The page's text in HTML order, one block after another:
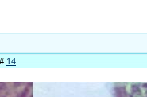
14